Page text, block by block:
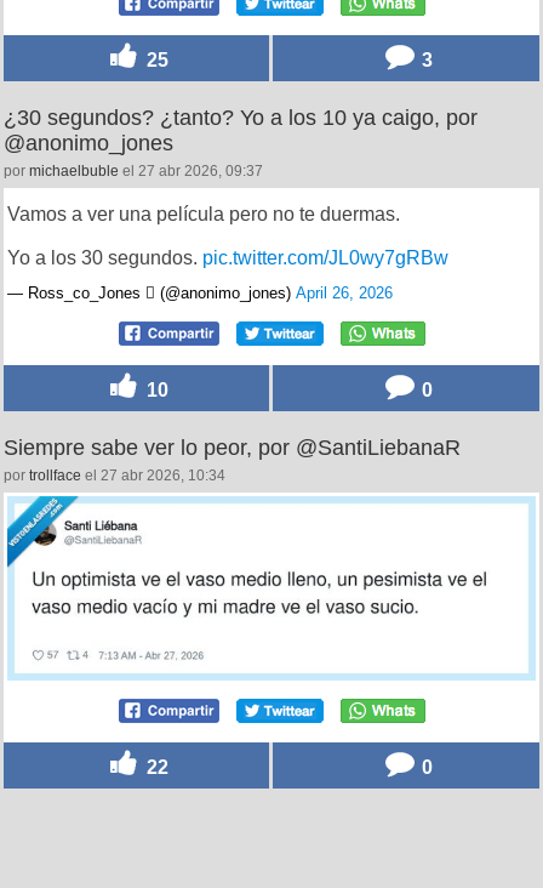
25 3
¿30 segundos? ¿tanto? Yo a los 10 ya caigo, por
@anonimo_jones
por michaelbuble el 27 abr 2026, 09:37
Vamos a ver una película pero no te duermas.
Yo a los 30 segundos. pic.twitter.com/JL0wy7gRBw
— Ross_co_Jones  (@anonimo_jones) April 26, 2026
10 0
Siempre sabe ver lo peor, por @SantiLiebanaR
por trollface el 27 abr 2026, 10:34
22 0